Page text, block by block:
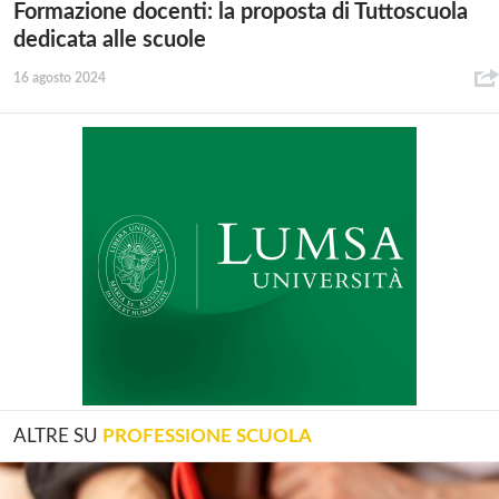
Formazione docenti: la proposta di Tuttoscuola
dedicata alle scuole
16 agosto 2024
ALTRE SU PROFESSIONE SCUOLA